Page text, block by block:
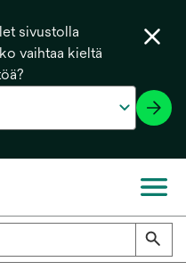
sivustolla
vaihtaa kieltä